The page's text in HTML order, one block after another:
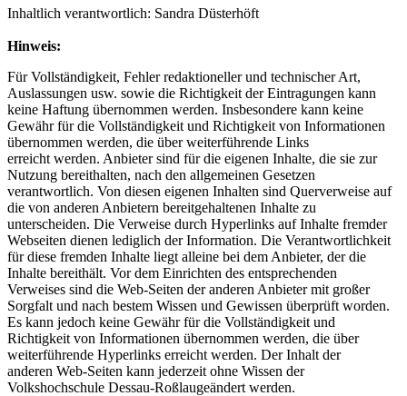
Inhaltlich verantwortlich: Sandra Düsterhöft
Hinweis:
Für Vollständigkeit, Fehler redaktioneller und technischer Art,
Auslassungen usw. sowie die Richtigkeit der Eintragungen kann
keine Haftung übernommen werden. Insbesondere kann keine
Gewähr für die Vollständigkeit und Richtigkeit von Informationen
übernommen werden, die über weiterführende Links
erreicht werden. Anbieter sind für die eigenen Inhalte, die sie zur
Nutzung bereithalten, nach den allgemeinen Gesetzen
verantwortlich. Von diesen eigenen Inhalten sind Querverweise auf
die von anderen Anbietern bereitgehaltenen Inhalte zu
unterscheiden. Die Verweise durch Hyperlinks auf Inhalte fremder
Webseiten dienen lediglich der Information. Die Verantwortlichkeit
für diese fremden Inhalte liegt alleine bei dem Anbieter, der die
Inhalte bereithält. Vor dem Einrichten des entsprechenden
Verweises sind die Web-Seiten der anderen Anbieter mit großer
Sorgfalt und nach bestem Wissen und Gewissen überprüft worden.
Es kann jedoch keine Gewähr für die Vollständigkeit und
Richtigkeit von Informationen übernommen werden, die über
weiterführende Hyperlinks erreicht werden. Der Inhalt der
anderen Web-Seiten kann jederzeit ohne Wissen der
Volkshochschule Dessau-Roßlaugeändert werden.